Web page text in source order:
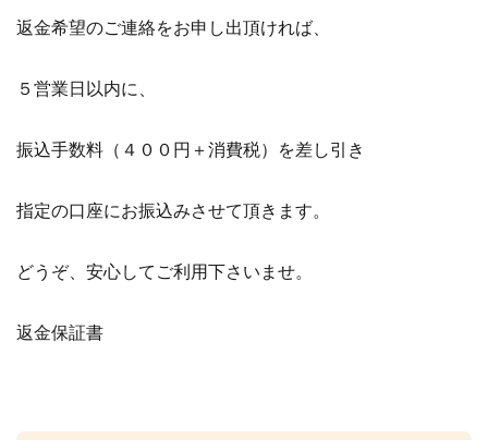
返金希望のご連絡をお申し出頂ければ、
５営業日以内に、
振込手数料（４００円＋消費税）を差し引き
指定の口座にお振込みさせて頂きます。
どうぞ、安心してご利用下さいませ。
返金保証書